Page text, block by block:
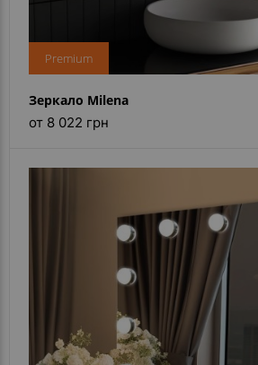
Premium
Зеркало Milena
от 8 022 грн